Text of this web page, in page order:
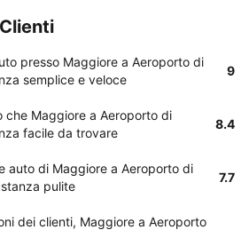
presso Maggiore a Aeroporto di
semplice e veloce
9
che Maggiore a Aeroporto di
facile da trovare
8.4
auto di Maggiore a Aeroporto di
pulite
7.7
dei clienti, Maggiore a Aeroporto